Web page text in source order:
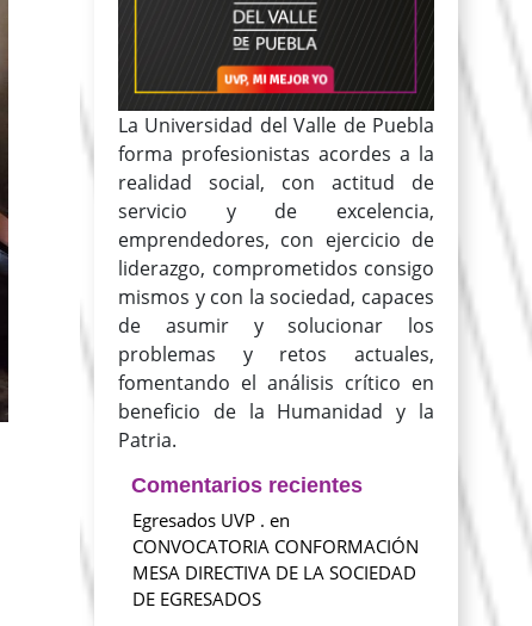
La Universidad del Valle de Puebla
forma profesionistas acordes a la
realidad social, con actitud de
servicio y de excelencia,
emprendedores, con ejercicio de
liderazgo, comprometidos consigo
mismos y con la sociedad, capaces
de asumir y solucionar los
problemas y retos actuales,
fomentando el análisis crítico en
beneficio de la Humanidad y la
Patria.
Comentarios recientes
Egresados UVP . en
CONVOCATORIA CONFORMACIÓN
MESA DIRECTIVA DE LA SOCIEDAD
DE EGRESADOS